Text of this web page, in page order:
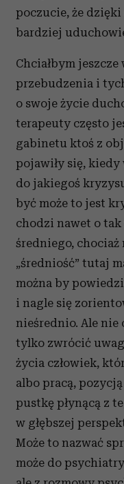
poczucie, że
bardziej
Chciałbym
przebudzenia i
o swoje życie
terapeuty często
gabinetu ktoś z
pojawiły się, kiedy
do jakiegoś
być może to jest
chodzi nawet o
średniego,
„średniość” tutaj
można by
i nagle się
nieśrednio. Ale nie
tylko zwrócić
życia człowiek,
albo pracą,
pustkę płynącą z
w głębszej
Może to nazwać
może do